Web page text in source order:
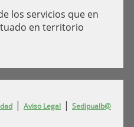
los servicios que en
en territorio
| Aviso Legal | Sedipualb@